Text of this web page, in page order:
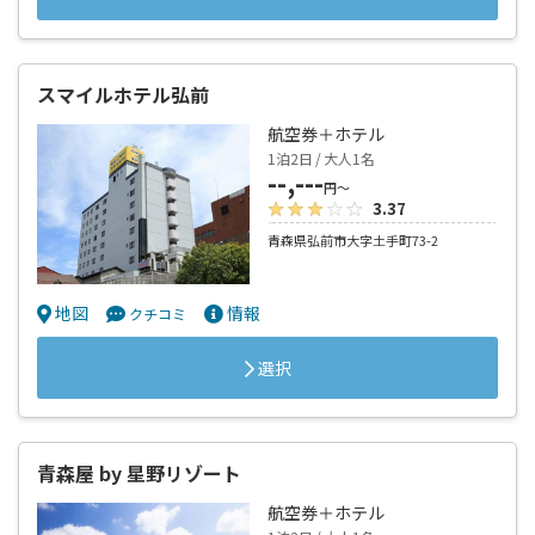
スマイルホテル弘前
航空券＋ホテル
1泊2日 / 大人1名
--,---円～
3.37
青森県弘前市大字土手町73-2
地図 クチコミ 情報
選択
青森屋 by 星野リゾート
航空券＋ホテル